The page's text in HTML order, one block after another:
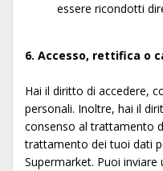
essere ricondotti
6. Accesso, rettifica o
Hai il diritto di accedere,
personali. Inoltre, hai il
consenso al trattamento
trattamento dei tuoi dati
Supermarket. Puoi